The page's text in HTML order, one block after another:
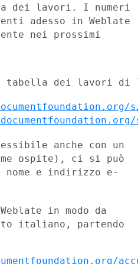
dei lavori. I numeri
adesso in Weblate
nei prossimi
dei lavori di
s/
s/
anche con un
ospite), ci si può
nome e indirizzo e-
in modo da
italiano, partendo